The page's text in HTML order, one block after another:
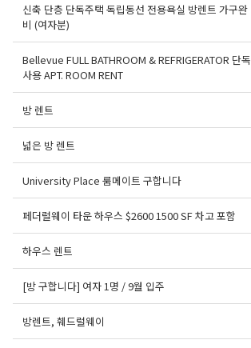
신축 단층 단독주택 독립동선 전용욕실 방렌트 가구완
비 (여자분)
Bellevue FULL BATHROOM & REFRIGERATOR 단독
사용 APT. ROOM RENT
방 렌트
넓은 방 렌트
University Place 룸메이트 구합니다
페더럴웨이 타운 하우스 $2600 1500 SF 차고 포함
하우스 렌트
[방 구합니다] 여자 1명 / 9월 입주
방렌트, 훼드럴웨이